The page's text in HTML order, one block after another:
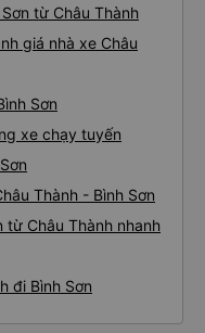
từ Châu Thành
giá nhà xe Châu
Sơn
xe chạy tuyến
Thành - Bình Sơn
từ Châu Thành nhanh
đi Bình Sơn